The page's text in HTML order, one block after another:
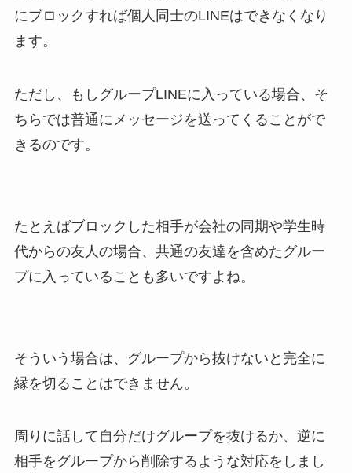
にブロックすれば個人同士のLINEはできなくなり
ます。
ただし、もしグループLINEに入っている場合、そ
ちらでは普通にメッセージを送ってくることがで
きるのです。
たとえばブロックした相手が会社の同期や学生時
代からの友人の場合、共通の友達を含めたグルー
プに入っていることも多いですよね。
そういう場合は、グループから抜けないと完全に
縁を切ることはできません。
周りに話して自分だけグループを抜けるか、逆に
相手をグループから削除するような対応をしまし